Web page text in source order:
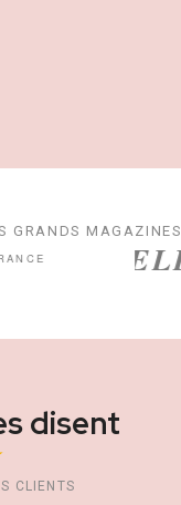
GRANDS MAGAZINES
disent
CLIENTS